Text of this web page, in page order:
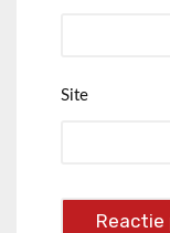
Site